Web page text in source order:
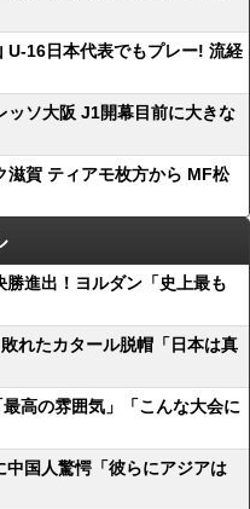
U-16日本代表でもプレー! 流経
ッソ大阪 J1開幕目前に大きな
滋賀 ティアモ枚方から MF松
進出！ヨルダン「史上最も
れたカタール脱帽「日本は真
高の雰囲気」「こんな大会に
国人驚愕「彼らにアジアは